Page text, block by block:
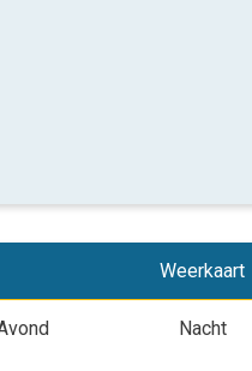
Weerkaart
Nacht